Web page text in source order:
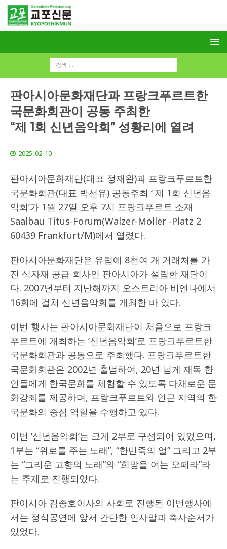
판아시아문화재단과 프랑크푸르트한
국문화회관이 공동 주최한
“제 1회 신년음악회” 성황리에 열려
2025-02-10
판아시아문화재단(대표 정재완)과 프랑크푸르트한
국문화회관(대표 박선유) 공동주최 ‘ 제 1회 신년음
악회’가 1월 27일 오후 7시 프랑크푸르트 소재
Saalbau Titus-Forum(Walzer-Möller -Platz 2
60439 Frankfurt/M)에서 열렸다.
판아시아문화재단은 유럽에 8천여 개 거래처를 가
진 식자재 공급 회사인 판아시아가 설립한 재단이
다. 2007년부터 지난해까지 오스트리아 비엔나에서
16회에 걸쳐 신년음악회를 개최한 바 있다.
이번 행사는 판아시아문화재단이 처음으로 프랑크
푸르트에 개최하는 ‘신년음악회’로 프랑크푸르트한
국문화회관과 공동으로 주최했다. 프랑크푸르트한
국문화회관은 2002년 출범하여, 20년 넘게 재독 한
인들에게 한국문화를 체험할 수 있도록 다채로운 문
화강좌를 제공하며, 프랑크푸르트와 인근 지역의 한
국문화의 중심 역할을 수행하고 있다.
이번 ‘신년음악회’는 크게 2부로 구성되어 있었으며,
1부는 “위로를 주는 노래”, “한민죽의 얼” 그리고 2부
는 “그리운 고향의 노래”와 “희망을 여는 오페라”라
는 주제로 진행되었다.
판이시아 김종호이사의 사회로 진행된 이번행사에
서는 정식공연에 앞서 간단한 인사말과 축사순서가
있었다.